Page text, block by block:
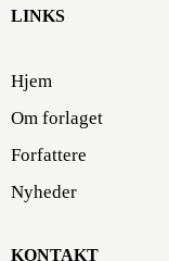
LINKS
Hjem
Om forlaget
Forfattere
Nyheder
KONTAKT